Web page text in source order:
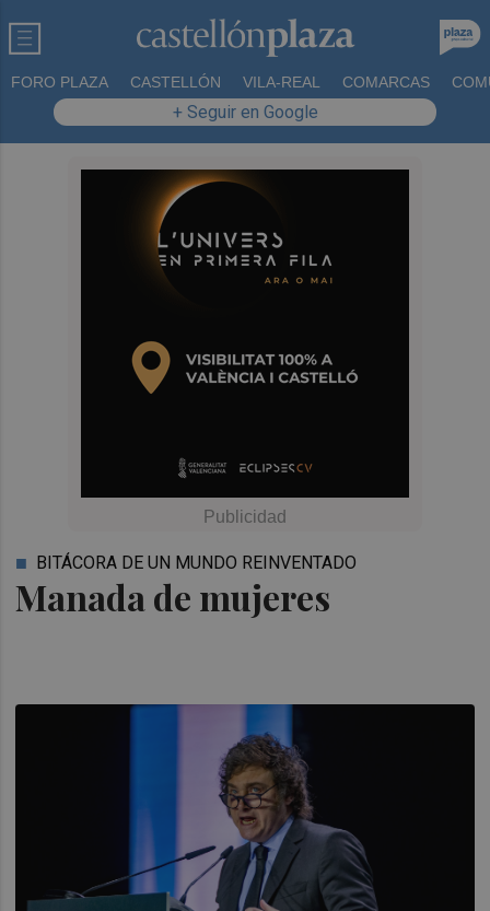
FORO PLAZA CASTELLÓN VILA-REAL COMARCAS
+ Seguir en Google
Manada de mujeres
BITÁCORA DE UN MUNDO REINVENTADO